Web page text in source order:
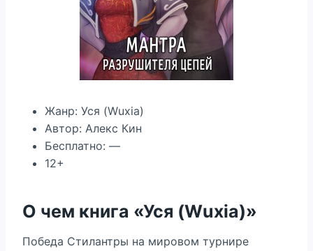
Жанр: Уся (Wuxia)
Автор: Алекс Кин
Бесплатно: —
12+
О чем книга «Уся (Wuxia)»
Победа Стилантры на мировом турнире